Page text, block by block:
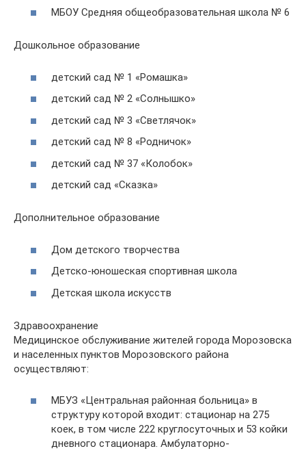
МБОУ Средняя общеобразовательная школа № 6
Дошкольное образование
детский сад № 1 «Ромашка»
детский сад № 2 «Солнышко»
детский сад № 3 «Светлячок»
детский сад № 8 «Родничок»
детский сад № 37 «Колобок»
детский сад «Сказка»
Дополнительное образование
Дом детского творчества
Детско-юношеская спортивная школа
Детская школа искусств
Здравоохранение
Медицинское обслуживание жителей города Морозовска
и населенных пунктов Морозовского района
осуществляют:
МБУЗ «Центральная районная больница» в
структуру которой входит: стационар на 275
коек, в том числе 222 круглосуточных и 53 койки
дневного стационара. Амбулаторно-